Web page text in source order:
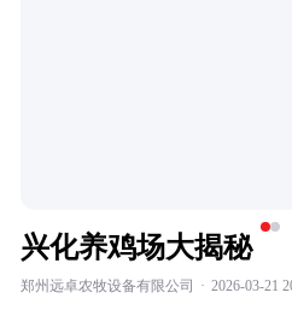
兴化养鸡场大揭秘
郑州远卓农牧设备有限公司 · 2026-03-21